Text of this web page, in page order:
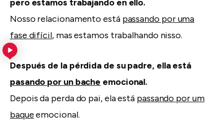
pero estamos trabajando en ello.
Nosso relacionamento está passando por uma
fase difícil, mas estamos trabalhando nisso.
Después de la pérdida de su padre, ella está
pasando por un bache emocional.
Depois da perda do pai, ela está passando por um
baqueemocional.